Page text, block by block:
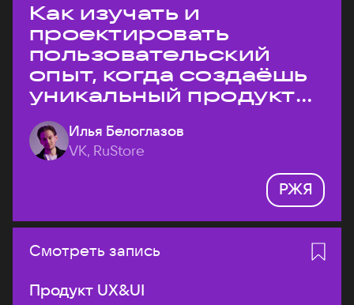
Как изучать и
проектировать
пользовательский
опыт, когда создаёшь
уникальный продукт
на рынке?
Илья Белоглазов
VK, RuStore
РЖЯ
Смотреть запись
Продукт UX&UI